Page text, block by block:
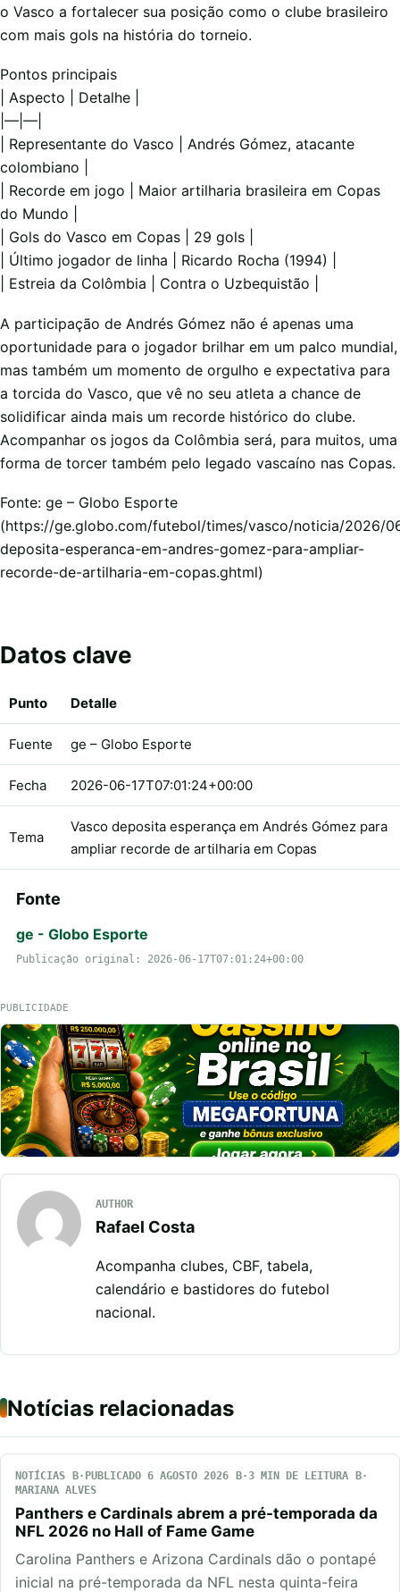
o Vasco a fortalecer sua posição como o clube brasileiro
com mais gols na história do torneio.
Pontos principais
| Aspecto | Detalhe |
|—|—|
| Representante do Vasco | Andrés Gómez, atacante
colombiano |
| Recorde em jogo | Maior artilharia brasileira em Copas
do Mundo |
| Gols do Vasco em Copas | 29 gols |
| Último jogador de linha | Ricardo Rocha (1994) |
| Estreia da Colômbia | Contra o Uzbequistão |
A participação de Andrés Gómez não é apenas uma
oportunidade para o jogador brilhar em um palco mundial,
mas também um momento de orgulho e expectativa para
a torcida do Vasco, que vê no seu atleta a chance de
solidificar ainda mais um recorde histórico do clube.
Acompanhar os jogos da Colômbia será, para muitos, uma
forma de torcer também pelo legado vascaíno nas Copas.
Fonte: ge – Globo Esporte
(https://ge.globo.com/futebol/times/vasco/noticia/2026/
deposita-esperanca-em-andres-gomez-para-ampliar-
recorde-de-artilharia-em-copas.ghtml)
Datos clave
Punto Detalle
Fuente ge – Globo Esporte
Fecha 2026-06-17T07:01:24+00:00
Tema
Vasco deposita esperança em Andrés Gómez para
ampliar recorde de artilharia em Copas
Fonte
ge - Globo Esporte
Publicação original: 2026-06-17T07:01:24+00:00
PUBLICIDADE
AUTHOR
Rafael Costa
Acompanha clubes, CBF, tabela,
calendário e bastidores do futebol
nacional.
Notícias relacionadas
NOTÍCIAS PUBLICADO 6 AGOSTO 2026
3 MIN DE LEITURA
MARIANA ALVES
Panthers e Cardinals abrem a pré-temporada da
NFL 2026 no Hall of Fame Game
Carolina Panthers e Arizona Cardinals dão o pontapé
inicial na pré-temporada da NFL nesta quinta-feira